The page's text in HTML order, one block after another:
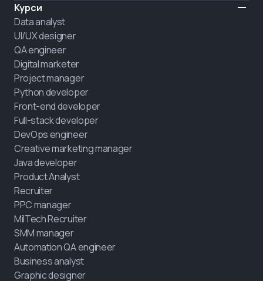
Курси
Data analyst
UI/UX designer
QA engineer
Digital marketer
Project manager
Python developer
Front-end developer
Full-stack developer
DevOps engineer
Creative marketing manager
Java developer
Product Analyst
Recruiter
PPC manager
MilTech Recruiter
SMM manager
Automation QA engineer
Business analyst
Graphic designer